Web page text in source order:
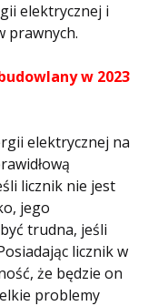
elektrycznej i
prawnych.
w 2023
elektrycznej na
licznik nie jest
jego
trudna, jeśli
licznik w
że będzie on
problemy